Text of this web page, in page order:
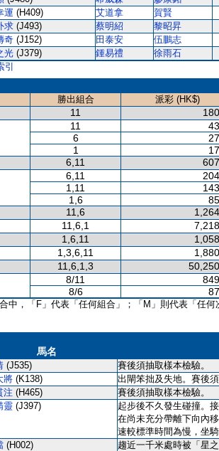
運 (H409) 艾道拿 賀賢
求 (J493) 蔡明紹 黎昭昇
奇 (J152) 田泰安 伍鵬志
光 (J379) 鍾易禮
徐雨石
勝出組合
派彩 (HK$)
11
11
6
1
6,11
6,11
1,11
1,6
11,6
11,6,1
1,6,11
1,3,6,11
11,6,1,3
8/11
8/6
中，「F」代表「任何組合」；「M」則代表「任何
馬名
(J535) 賽後須抽取樣本檢驗。
將 (K138) 出閘笨拙及失地。賽後
注 (H465) 賽後須抽取樣本檢驗。
靈 (J397)
起步後不久發生碰撞。
在尚未充分帶離下向內
速較標準時間為慢，坐
(H002)
趨近一千米處時被「星